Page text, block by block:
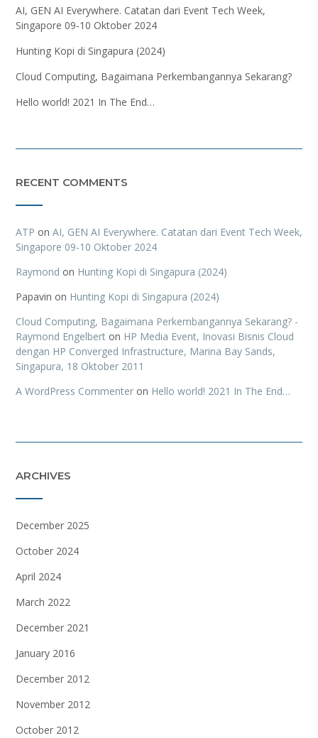
AI, GEN AI Everywhere. Catatan dari Event Tech Week,
Singapore 09-10 Oktober 2024
Hunting Kopi di Singapura (2024)
Cloud Computing, Bagaimana Perkembangannya Sekarang?
Hello world! 2021 In The End…
RECENT COMMENTS
ATP on AI, GEN AI Everywhere. Catatan dari Event Tech Week,
Singapore 09-10 Oktober 2024
Raymond on Hunting Kopi di Singapura (2024)
Papavin on Hunting Kopi di Singapura (2024)
Cloud Computing, Bagaimana Perkembangannya Sekarang? -
Raymond Engelbert on HP Media Event, Inovasi Bisnis Cloud
dengan HP Converged Infrastructure, Marina Bay Sands,
Singapura, 18 Oktober 2011
A WordPress Commenter on Hello world! 2021 In The End…
ARCHIVES
December 2025
October 2024
April 2024
March 2022
December 2021
January 2016
December 2012
November 2012
October 2012